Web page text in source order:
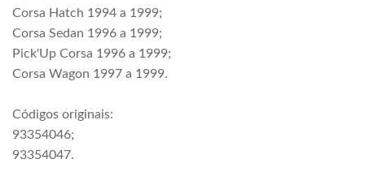
Corsa Hatch 1994 a 1999;
Corsa Sedan 1996 a 1999;
Pick'Up Corsa 1996 a 1999;
Corsa Wagon 1997 a 1999.
Códigos originais:
93354046;
93354047.